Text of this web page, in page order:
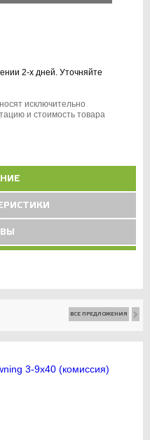
2-х дней. Уточняйте
исключительно
и стоимость товара
ВСЕ ПРЕДЛОЖЕНИЯ